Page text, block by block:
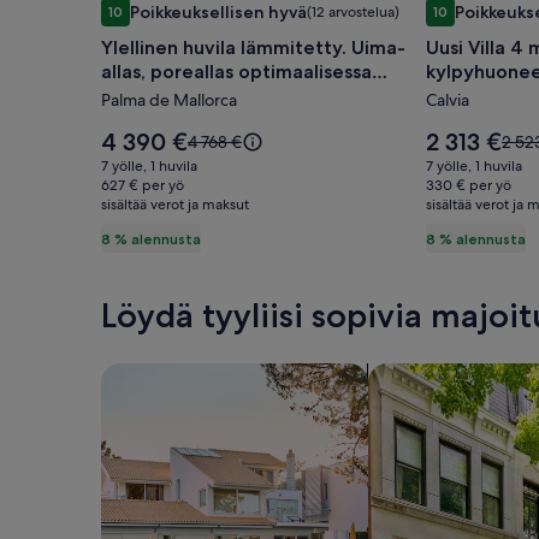
Ylellinen
huvila
lämmitetty.
Uima-
allas,
poreallas
optimaalisessa
paikassa
kuvagalleria
1010 kautta 10, Poikkeuksellisen hyvä, (12 arvostelua)
Poikkeuksellisen hyvä(12 arvostelua)
Ylellinen huvila lämmitetty. Uima-
allas, poreallas optimaalisessa
paikassa
Palma de Mallorca
8 % alennusta
Hinta
on
4 390 €
4 390 €Hinta
oli
katso
perushinnasta.
4 768 €
7 yölle, 1 huvila
627 € per yö
sisältää verot ja maksut
Uusi
Villa
4
/
4
oma
uima-
puutarha
Adriano
1010 kautta 10,
Uusi Villa 4
puutarha
Calvia
8 % alennusta
Hinta
on
2 313 €
2 313 €Hinta
oli
2 523
katso
2
7 yölle, 1 huvila
330 € per yö
sisältää verot ja
Löydä tyyliisi sopivia
Hae huoneistoja/